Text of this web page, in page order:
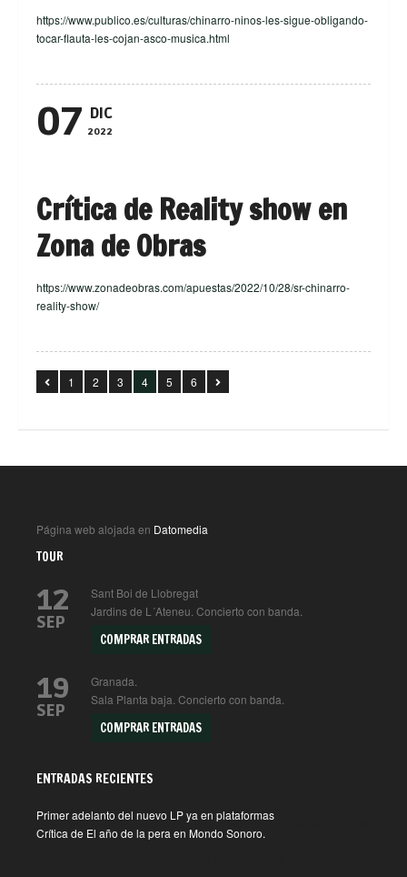
https://www.publico.es/culturas/chinarro-ninos-les-sigue-obligando-
tocar-flauta-les-cojan-asco-musica.html
07 DIC
2022
Crítica de Reality show en
Zona de Obras
https://www.zonadeobras.com/apuestas/2022/10/28/sr-chinarro-
reality-show/
1 2 3 4 5 6
Página web alojada en Datomedia
TOUR
12
SEP
Sant Boi de Llobregat
Jardins de L´Ateneu. Concierto con banda.
COMPRAR ENTRADAS
19
SEP
Granada.
Sala Planta baja. Concierto con banda.
COMPRAR ENTRADAS
ENTRADAS RECIENTES
Primer adelanto del nuevo LP ya en plataformas
Crítica de El año de la pera en Mondo Sonoro.